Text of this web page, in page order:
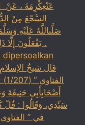
السَّجْعَ ‏‏مِنْ
‏صَلَّىاللَّهُ عَلَيْهِ
أَصْحَابِأَبِي حَنِيفَةَ
سَيِّدِي، وَقَالُوا : قُلْ